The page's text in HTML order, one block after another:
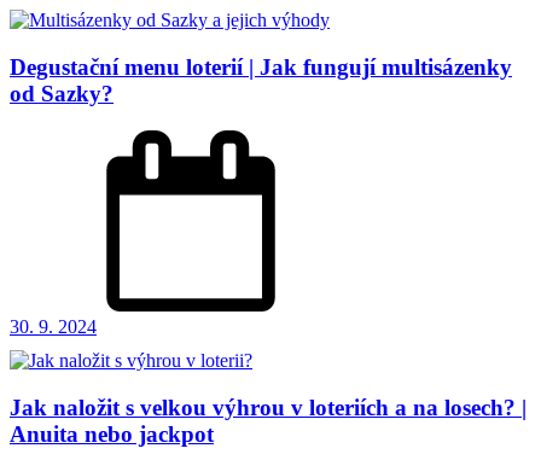
Degustační menu loterií | Jak fungují multisázenky
od Sazky?
30. 9. 2024
Jak naložit s velkou výhrou v loteriích a na losech? |
Anuita nebo jackpot